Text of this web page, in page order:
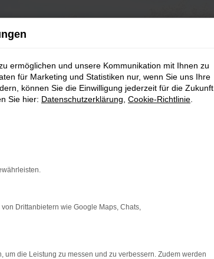
ermöglichen und unsere Kommunikation mit Ihnen zu
für Marketing und Statistiken nur, wenn Sie uns Ihre
können Sie die Einwilligung jederzeit für die Zukunft
Sie hier: Datenschutzerklärung Cookie-Richtlinie
Drittanbietern wie Google Maps, Chats,
die Leistung zu messen und zu verbessern. Zudem werden